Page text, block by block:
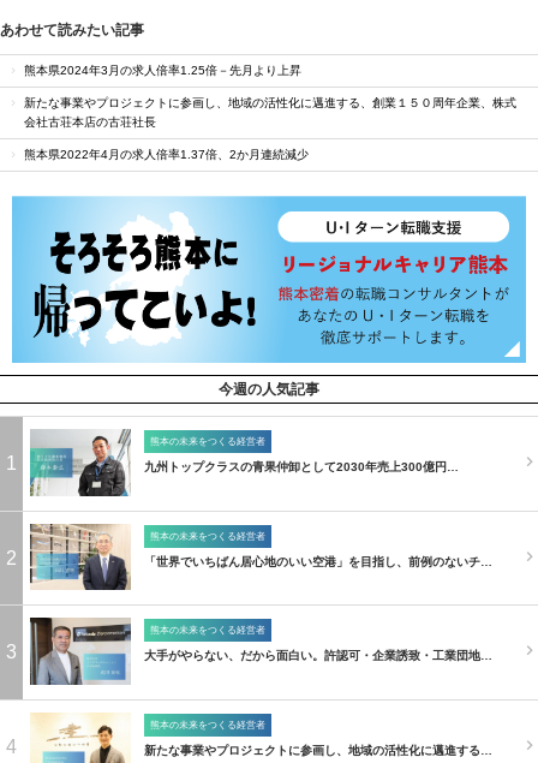
あわせて読みたい記事
熊本県2024年3月の求人倍率1.25倍－先月より上昇
新たな事業やプロジェクトに参画し、地域の活性化に邁進する、創業１５０周年企業、株式
会社古荘本店の古荘社長
熊本県2022年4月の求人倍率1.37倍、2か月連続減少
今週の人気記事
1
熊本の未来をつくる経営者
九州トップクラスの青果仲卸として2030年売上300億円…
2
熊本の未来をつくる経営者
「世界でいちばん居心地のいい空港」を目指し、前例のないチ…
3
熊本の未来をつくる経営者
大手がやらない、だから面白い。許認可・企業誘致・工業団地…
4
熊本の未来をつくる経営者
新たな事業やプロジェクトに参画し、地域の活性化に邁進する…